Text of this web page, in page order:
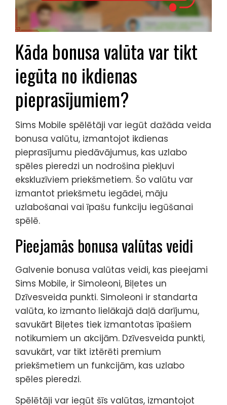
Kāda bonusa valūta var tikt
iegūta no ikdienas
pieprasījumiem?
Sims Mobile spēlētāji var iegūt dažāda veida
bonusa valūtu, izmantojot ikdienas
pieprasījumu piedāvājumus, kas uzlabo
spēles pieredzi un nodrošina piekļuvi
ekskluzīviem priekšmetiem. Šo valūtu var
izmantot priekšmetu iegādei, māju
uzlabošanai vai īpašu funkciju iegūšanai
spēlē.
Pieejamās bonusa valūtas veidi
Galvenie bonusa valūtas veidi, kas pieejami
Sims Mobile, ir Simoleoni, Biļetes un
Dzīvesveida punkti. Simoleoni ir standarta
valūta, ko izmanto lielākajā daļā darījumu,
savukārt Biļetes tiek izmantotas īpašiem
notikumiem un akcijām. Dzīvesveida punkti,
savukārt, var tikt iztērēti premium
priekšmetiem un funkcijām, kas uzlabo
spēles pieredzi.
Spēlētāji var iegūt šīs valūtas, izmantojot